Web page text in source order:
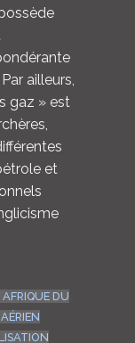
ailleurs,
gaz » est
et
AFRIQUE DU
AÉRIEN